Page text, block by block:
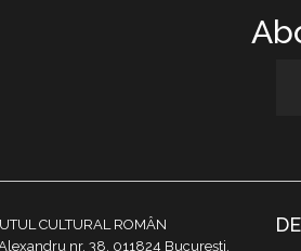
CULTURAL ROMÂN
nr. 38, 011824 București,